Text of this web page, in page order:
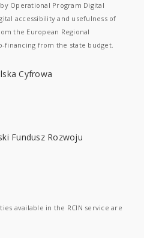
Operational Program Digital
accessibility and usefulness of
the European Regional
financing from the state budget.
available in the RCIN service are